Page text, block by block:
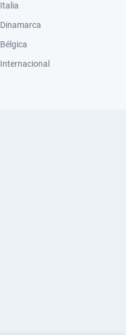
Italia
Dinamarca
Bélgica
Internacional